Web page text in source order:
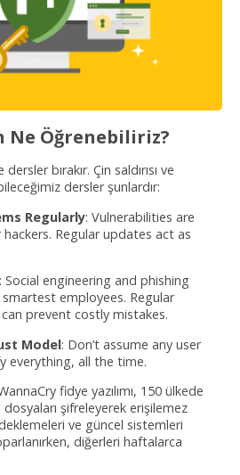
Ne Öğrenebiliriz?
bırakır. Çin saldırısı ve
dersler şunlardır:
Regularly: Vulnerabilities are
Regular updates act as
: Social engineering and phishing
employees. Regular
prevent costly mistakes.
Model: Don’t assume any user
everything, all the time.
fidye yazılımı, 150 ülkede
şifreleyerek erişilemez
ve güncel sistemleri
diğerleri haftalarca